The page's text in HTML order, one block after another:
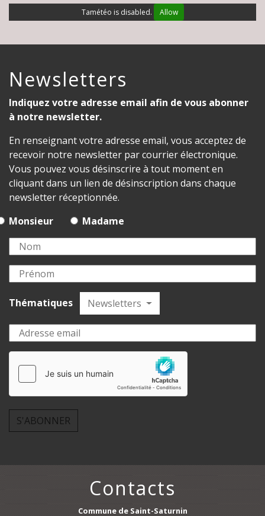
Tamétéo is disabled. Allow
Newsletters
Indiquez votre adresse email afin de vous abonner
à notre newsletter.
En renseignant votre adresse email, vous acceptez de
recevoir notre newsletter par courrier électronique.
Vous pouvez vous désinscrire à tout moment en
cliquant dans un lien de désinscription dans chaque
newsletter réceptionnée.
Monsieur
Madame
Thématiques Newsletters
S'ABONNER
Contacts
Commune de Saint-Saturnin